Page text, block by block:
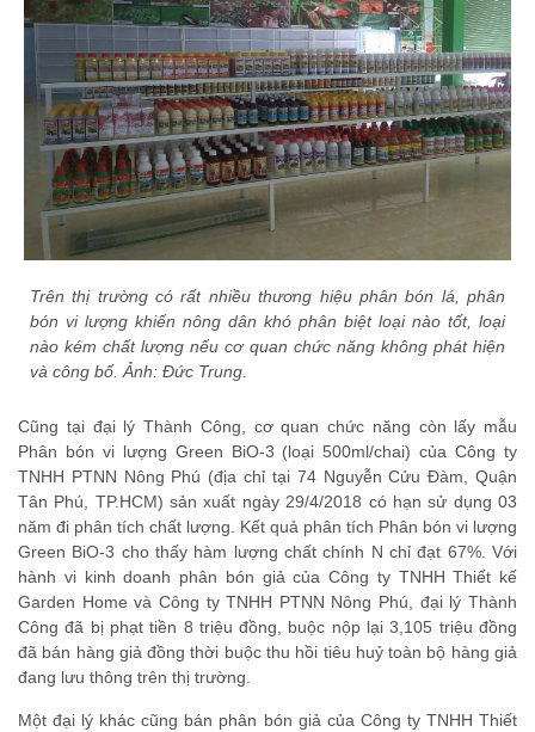
Trên thị trường có rất nhiều thương hiệu phân bón lá, phân
bón vi lượng khiến nông dân khó phân biệt loại nào tốt, loại
nào kém chất lượng nếu cơ quan chức năng không phát hiện
và công bố. Ảnh: Đức Trung.
Cũng tại đại lý Thành Công, cơ quan chức năng còn lấy mẫu
Phân bón vi lượng Green BiO-3 (loại 500ml/chai) của Công ty
TNHH PTNN Nông Phú (địa chỉ tại 74 Nguyễn Cửu Đàm, Quận
Tân Phú, TP.HCM) sản xuất ngày 29/4/2018 có hạn sử dụng 03
năm đi phân tích chất lượng. Kết quả phân tích Phân bón vi lượng
Green BiO-3 cho thấy hàm lượng chất chính N chỉ đạt 67%. Với
hành vi kinh doanh phân bón giả của Công ty TNHH Thiết kế
Garden Home và Công ty TNHH PTNN Nông Phú, đại lý Thành
Công đã bị phạt tiền 8 triệu đồng, buộc nộp lại 3,105 triệu đồng
đã bán hàng giả đồng thời buộc thu hồi tiêu huỷ toàn bộ hàng giả
đang lưu thông trên thị trường.
Một đại lý khác cũng bán phân bón giả của Công ty TNHH Thiết